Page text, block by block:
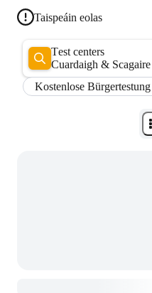
Taispeáin eolas
Test centers
Cuardaigh & Scagaire
Kostenlose Bürgertestung